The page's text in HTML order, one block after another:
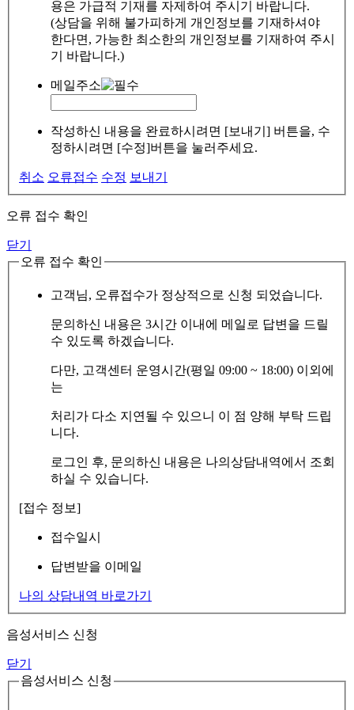
용은 가급적 기재를 자제하여 주시기 바랍니다.
(상담을 위해 불가피하게 개인정보를 기재하셔야
한다면, 가능한 최소한의 개인정보를 기재하여 주시
기 바랍니다.)
메일주소
작성하신 내용을 완료하시려면 [보내기] 버튼을, 수
정하시려면 [수정]버튼을 눌러주세요.
취소 오류접수 수정 보내기
오류 접수 확인
닫기
오류 접수 확인
고객님, 오류접수가 정상적으로 신청 되었습니다.
문의하신 내용은 3시간 이내에 메일로 답변을 드릴
수 있도록 하겠습니다.
다만, 고객센터 운영시간(평일 09:00 ~ 18:00) 이외에
는
처리가 다소 지연될 수 있으니 이 점 양해 부탁 드립
니다.
로그인 후, 문의하신 내용은 나의상담내역에서 조회
하실 수 있습니다.
[접수 정보]
접수일시
답변받을 이메일
나의 상담내역 바로가기
음성서비스 신청
닫기
음성서비스 신청